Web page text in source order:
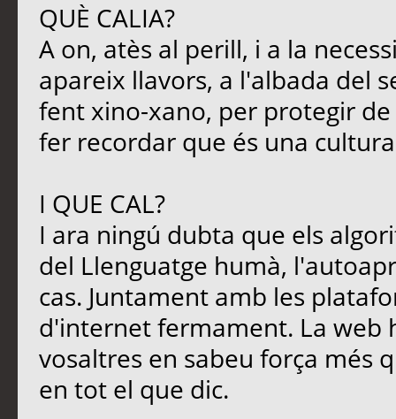
QUÈ CALIA?
A on, atès al perill, i a la
apareix llavors, a l'albada del
fent xino-xano, per protegir
fer recordar que és una
I QUE CAL?
I ara ningú dubta que els
del Llenguatge humà,
cas. Juntament amb les
d'internet fermament. La web
vosaltres en sabeu força més
en tot el que dic.